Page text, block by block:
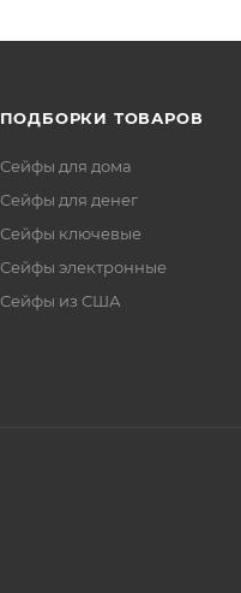
ПОДБОРКИ ТОВАРОВ
Сейфы для дома
Сейфы для денег
Сейфы ключевые
Сейфы электронные
Сейфы из США